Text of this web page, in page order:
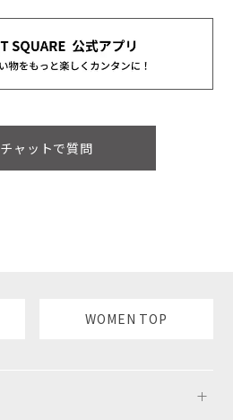
チャットで質問
WOMEN TOP